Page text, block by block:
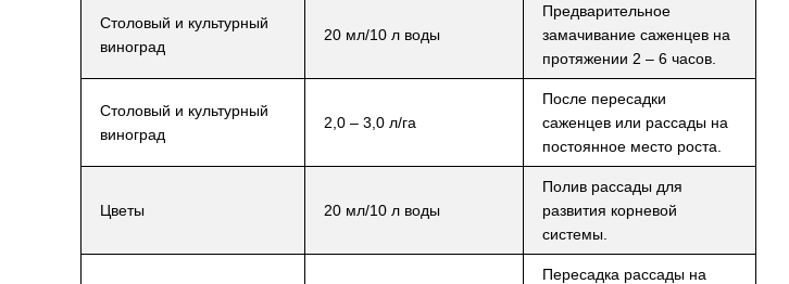
Столовый и культурный
виноград
20 мл/10 л воды
Предварительное
замачивание саженцев на
протяжении 2 – 6 часов.
Столовый и культурный
виноград
2,0 – 3,0 л/га
После пересадки
саженцев или рассады на
постоянное место роста.
Цветы 20 мл/10 л воды
Полив рассады для
развития корневой
системы.
Пересадка рассады на